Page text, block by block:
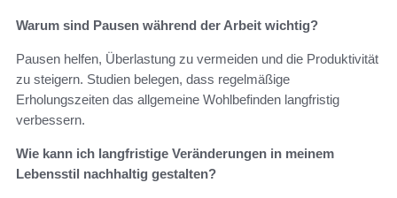
Warum sind Pausen während der Arbeit wichtig?
Pausen helfen, Überlastung zu vermeiden und die Produktivität
zu steigern. Studien belegen, dass regelmäßige
Erholungszeiten das allgemeine Wohlbefinden langfristig
verbessern.
Wie kann ich langfristige Veränderungen in meinem
Lebensstil nachhaltig gestalten?